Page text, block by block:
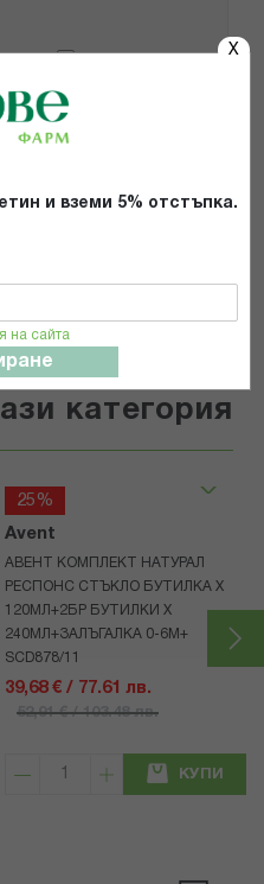
X
и вземи 5% отстъпка.
на сайта
с
за
категория
25%
Avent
АВЕНТ КОМПЛЕКТ НАТУРАЛ
РЕСПОНС СТЪКЛО БУТИЛКА Х
120МЛ+2БР БУТИЛКИ Х
240МЛ+ЗАЛЪГАЛКА 0-6М+
SCD878/11
39,68 € / 77.61 лв.
52,91 € / 103.48 лв.
КУПИ